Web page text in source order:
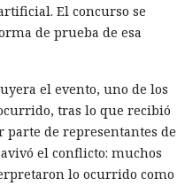
El concurso se
de prueba de esa
el evento, uno de los
tras lo que recibió
parte de representantes de
el conflicto: muchos
lo ocurrido como